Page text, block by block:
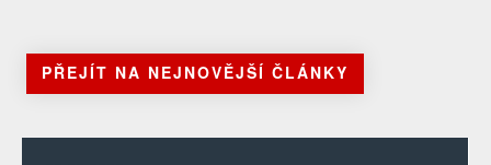
PŘEJÍT NA NEJNOVĚJŠÍ ČLÁNKY